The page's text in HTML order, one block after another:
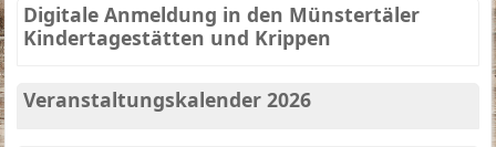
Digitale Anmeldung in den Münstertäler
Kindertagestätten und Krippen
Veranstaltungskalender 2026